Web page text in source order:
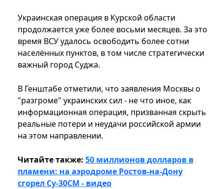
Украинская операция в Курской области
продолжается уже более восьми месяцев. За это
время ВСУ удалось освободить более сотни
населённых пунктов, в том числе стратегически
важный город Суджа.
В Генштабе отметили, что заявления Москвы о
"разгроме" украинских сил - не что иное, как
информационная операция, призванная скрыть
реальные потери и неудачи российской армии
на этом направлении.
Читайте также: 50 миллионов долларов в
пламени: на аэродроме Ростов-на-Дону
сгорел Су-30СМ - видео